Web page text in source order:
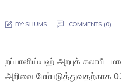
BY: SHUMS COMMENTS (0)
றப்பானிய்யஹ் அறபுக் கலாபீட
அறிவை மேம்படுத்துவதற்காக